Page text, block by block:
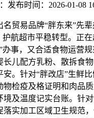
发布时间： 2026-01-08
易品牌“胖东来”先辈
护航超市平稳转型。正
办事，又合适食物运营
儿配方乳粉、散拆食
安。针对“胖改店”生鲜
检疫及格证明和肉品
及温度记实台账。针
落实加工区域卫生规范